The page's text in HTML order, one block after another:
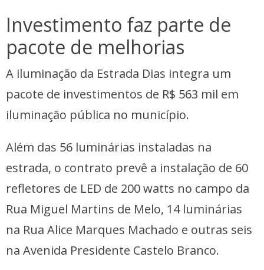
Investimento faz parte de
pacote de melhorias
A iluminação da Estrada Dias integra um
pacote de investimentos de R$ 563 mil em
iluminação pública no município.
Além das 56 luminárias instaladas na
estrada, o contrato prevê a instalação de 60
refletores de LED de 200 watts no campo da
Rua Miguel Martins de Melo, 14 luminárias
na Rua Alice Marques Machado e outras seis
na Avenida Presidente Castelo Branco.